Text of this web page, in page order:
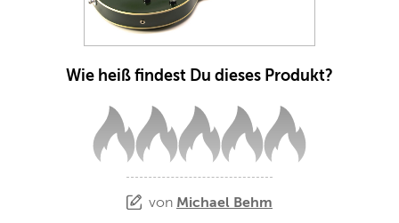
Wie heiß findest Du dieses Produkt?
von Michael Behm